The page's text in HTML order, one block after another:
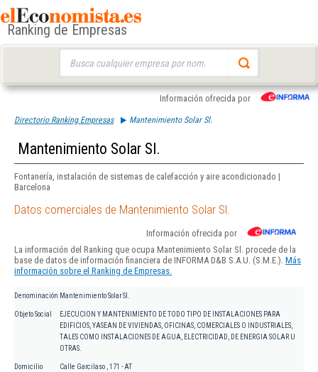
Ranking de Empresas
Información ofrecida por
Directorio Ranking Empresas Mantenimiento Solar Sl.
Mantenimiento Solar Sl.
Fontanería, instalación de sistemas de calefacción y aire acondicionado |
Barcelona
Datos comerciales de Mantenimiento Solar Sl.
Información ofrecida por
La información del Ranking que ocupa Mantenimiento Solar Sl. procede de la
base de datos de información financiera de INFORMA D&B S.A.U. (S.M.E.). Más
información sobre el Ranking de Empresas.
Denominación Mantenimiento Solar Sl.
Objeto Social
EJECUCION Y MANTENIMIENTO DE TODO TIPO DE INSTALACIONES PARA
EDIFICIOS, YASEAN DE VIVIENDAS, OFICINAS, COMERCIALES O INDUSTRIALES,
TALES COMO INSTALACIONES DE AGUA, ELECTRICIDAD, DE ENERGIA SOLAR U
OTRAS.
Domicilio
Calle Garcilaso , 171 - AT